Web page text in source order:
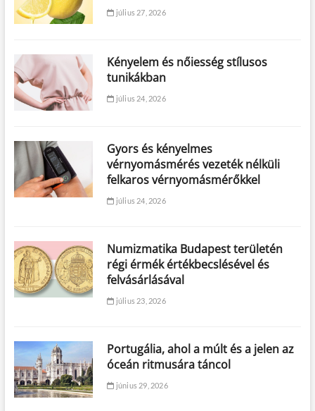
július 27, 2026
Kényelem és nőiesség stílusos
tunikákban
július 24, 2026
Gyors és kényelmes
vérnyomásmérés vezeték nélküli
felkaros vérnyomásmérőkkel
július 24, 2026
Numizmatika Budapest területén
régi érmék értékbecslésével és
felvásárlásával
július 23, 2026
Portugália, ahol a múlt és a jelen az
óceán ritmusára táncol
június 29, 2026